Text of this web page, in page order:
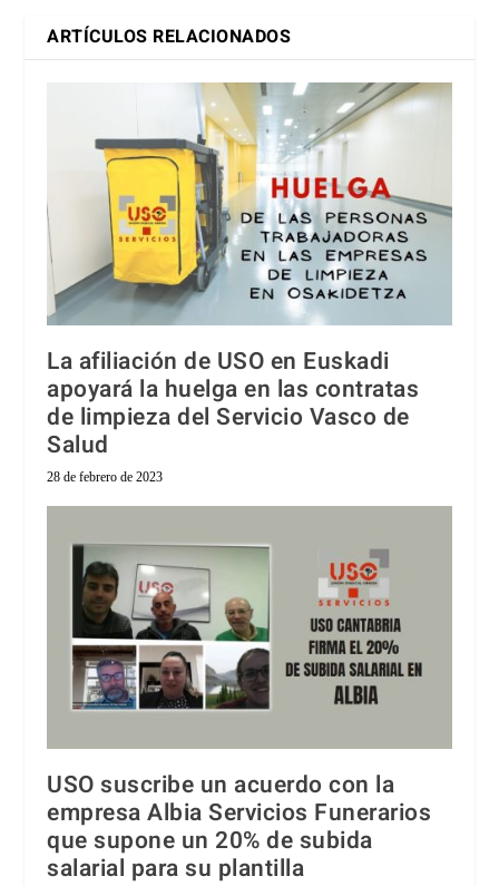
ARTÍCULOS RELACIONADOS
La afiliación de USO en Euskadi
apoyará la huelga en las contratas
de limpieza del Servicio Vasco de
Salud
28 de febrero de 2023
USO suscribe un acuerdo con la
empresa Albia Servicios Funerarios
que supone un 20% de subida
salarial para su plantilla